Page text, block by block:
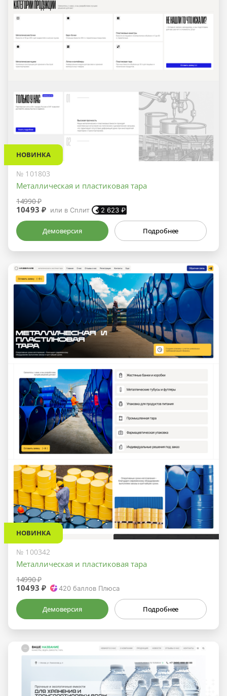
НОВИНКА
№ 101803
Металлическая и пластиковая тара
14990 ₽
10493 ₽ или в Сплит 2 623 ₽
Демоверсия Подробнее
НОВИНКА
№ 100342
Металлическая и пластиковая тара
14990 ₽
10493 ₽ 420 баллов Плюса
Демоверсия Подробнее